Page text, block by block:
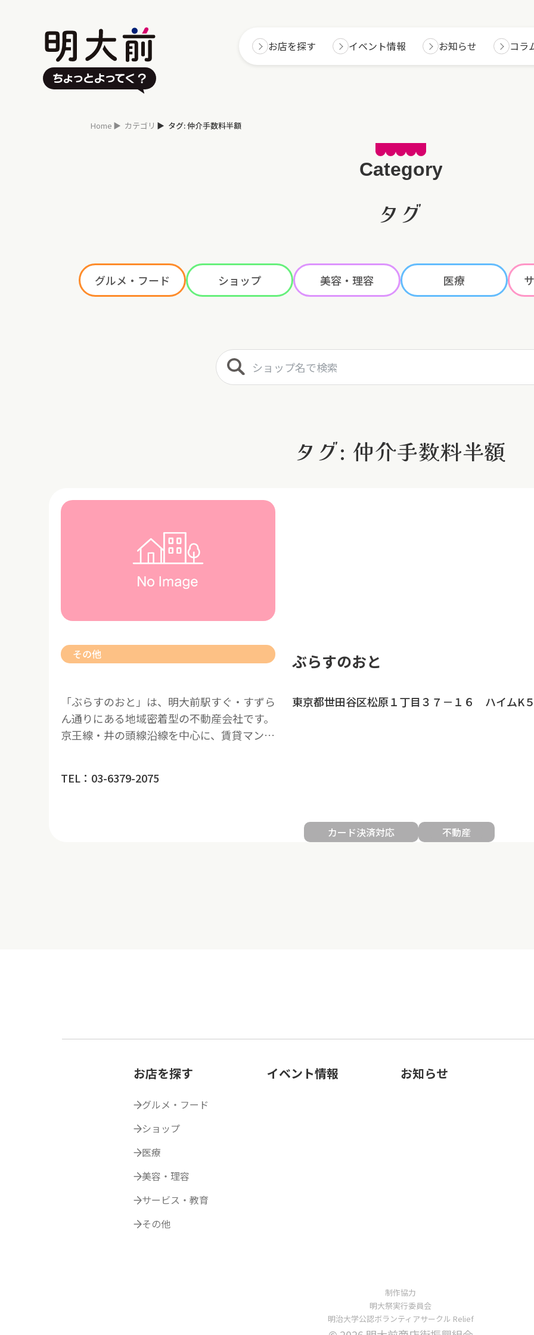
お店を探す イベント情報 お知らせ コラ
Home カテゴリ タグ: 仲介手数料半額
タグ
グルメ・フード ショップ 美容・理容 医療
ショップ名で検索
タグ: 仲介手数料半額
その他 ぶらすのおと
「ぶらすのおと」は、明大前駅すぐ・すずら
ん通りにある地域密着型の不動産会社です。
京王線・井の頭線沿線を中心に、賃貸マン…
東京都世田谷区松原１丁目３７－１６ ハイムK
TEL：03-6379-2075
カード決済対応 不動産
お店を探す
グルメ・フード
ショップ
医療
美容・理容
サービス・教育
その他
イベント情報 お知らせ
制作協力
明大祭実行委員会
明治大学公認ボランティアサークル Relief